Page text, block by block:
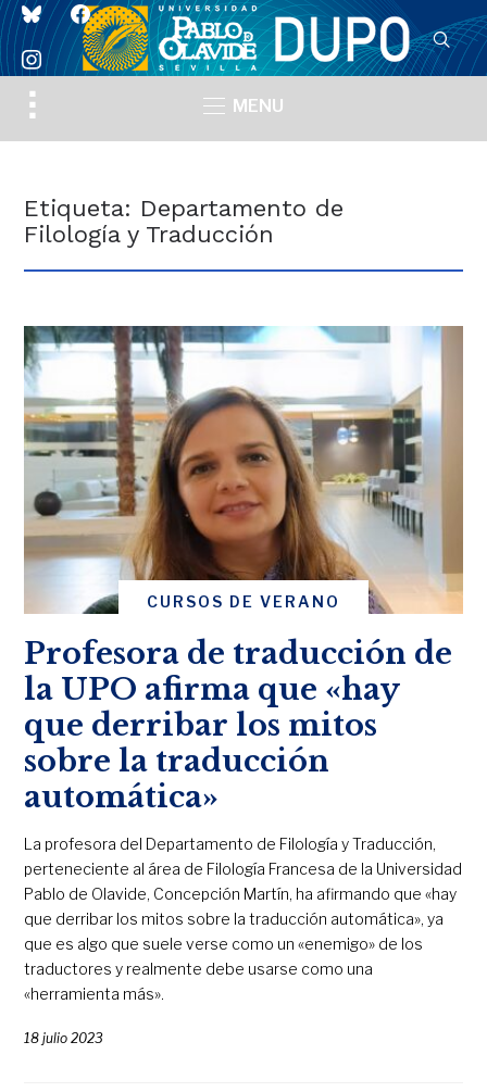
blueskyfacebook
instagram
Toggle
sidebar
MENU
Etiqueta: Departamento de
Filología y Traducción
CURSOS DE VERANO
Profesora de traducción de
la UPO afirma que «hay
que derribar los mitos
sobre la traducción
automática»
La profesora del Departamento de Filología y Traducción,
perteneciente al área de Filología Francesa de la Universidad
Pablo de Olavide, Concepción Martín, ha afirmando que «hay
que derribar los mitos sobre la traducción automática», ya
que es algo que suele verse como un «enemigo» de los
traductores y realmente debe usarse como una
«herramienta más».
18 julio 2023